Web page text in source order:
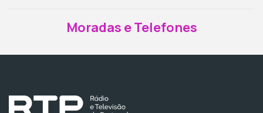
Moradas e Telefones